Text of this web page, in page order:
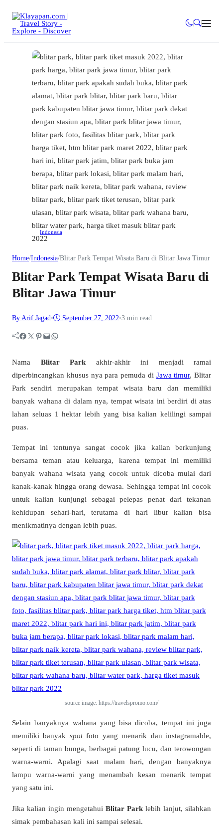
Indonesia
Home/Indonesia/Blitar Park Tempat Wisata Baru di Blitar Jawa Timur
Blitar Park Tempat Wisata Baru di
Blitar Jawa Timur
By Arif Jagad • September 27, 2022•3 min read
Facebook Twitter Pinterest Mail WhatsApp
Nama Blitar Park akhir-akhir ini menjadi ramai
diperbincangkan khusus nya para pemuda di Jawa timur, Blitar
Park sendiri merupakan tempat wisata baru dan memiliki
banyak wahana di dalam nya, tempat wisata ini berdiri di atas
lahan seluas 1 hektar lebih yang bisa kalian kelilingi sampai
puas.
Tempat ini tentunya sangat cocok jika kalian berkunjung
bersama teman atau keluarga, karena tempat ini memiliki
banyak wahana wisata yang cocok untuk dicoba mulai dari
kanak-kanak hingga orang dewasa. Sehingga tempat ini cocok
untuk kalian kunjungi sebagai pelepas penat dari tekanan
kehidupan sehari-hari, terutama di hari libur kalian bisa
menikmatinya dengan lebih puas.
source image: https://travelspromo.com/
Selain banyaknya wahana yang bisa dicoba, tempat ini juga
memiliki banyak spotfoto yang menarik dan instagramable,
seperti di taman bunga, berbagai patung lucu, dan terowongan
warna-warni. Apalagi saat malam hari, dengan banyaknya
lampu warna-warni yang menambah kesan menarik tempat
yang satu ini.
Jika kalian ingin mengetahui Blitar Park lebih lanjut, silahkan
simak pembahasan kali ini sampai selesai.